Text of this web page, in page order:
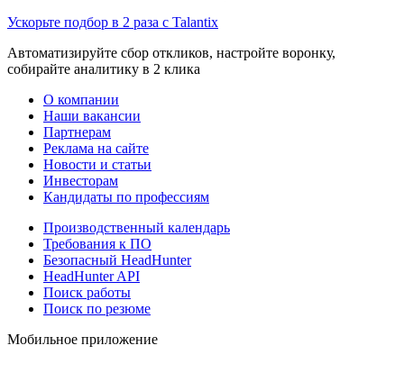
Ускорьте подбор в 2 раза с Talantix
Автоматизируйте сбор откликов, настройте воронку,
собирайте аналитику в 2 клика
О компании
Наши вакансии
Партнерам
Реклама на сайте
Новости и статьи
Инвесторам
Кандидаты по профессиям
Производственный календарь
Требования к ПО
Безопасный HeadHunter
HeadHunter API
Поиск работы
Поиск по резюме
Мобильное приложение